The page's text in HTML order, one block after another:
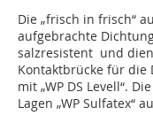
Die „frisch in frisch“
aufgebrachte
salzresistent und
Kontaktbrücke für die
mit „WP DS Levell“.
Lagen „WP Sulfatex“